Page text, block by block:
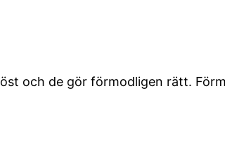
och de gör förmodligen rätt.